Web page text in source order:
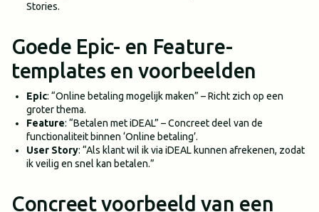
Stories.
Goede Epic- en Feature-
templates en voorbeelden
Epic: “Online betaling mogelijk maken” – Richt zich op een
groter thema.
Feature: “Betalen met iDEAL” – Concreet deel van de
functionaliteit binnen ‘Online betaling’.
User Story: “Als klant wil ik via iDEAL kunnen afrekenen, zodat
ik veilig en snel kan betalen.”
Concreet voorbeeld van een